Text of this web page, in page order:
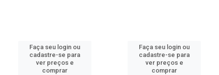
Faça seu login ou
cadastre-se para
ver preços e
comprar
Faça seu login ou
cadastre-se para
ver preços e
comprar